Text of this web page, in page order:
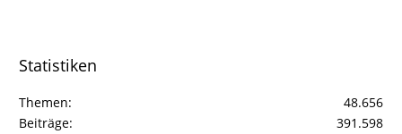
Statistiken
Themen
48.656
Beiträge
391.598